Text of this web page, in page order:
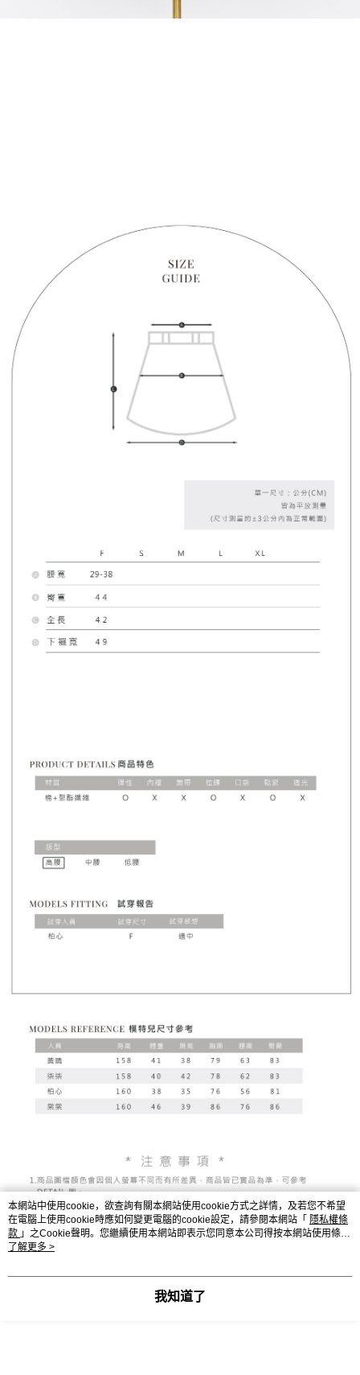
本網站中使用cookie，欲查詢有關本網站使用cookie方式之詳情，及若您不希望
在電腦上使用cookie時應如何變更電腦的cookie設定，請參閱本網站「 隱私權條
款 」之Cookie聲明。您繼續使用本網站即表示您同意本公司得按本網站使用條款
之Cookie聲明使用cookie。
了解更多 >
我知道了